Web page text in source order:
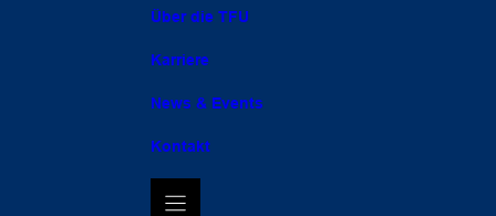
Über die TFU
Karriere
News & Events
Kontakt